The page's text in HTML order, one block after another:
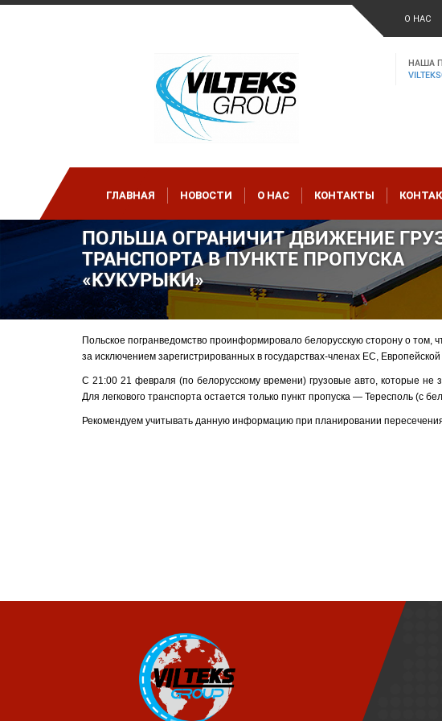
О НАС
НАША
ГЛАВНАЯ НОВОСТИ О НАС КОНТАКТЫ
ПОЛЬША ОГРАНИЧИТ ДВИЖЕНИЕ
ТРАНСПОРТА В ПУНКТЕ ПРОПУСКА
«КУКУРЫКИ»
Польское погранведомство проинформировало белорусскую сторону о том,
за исключением зарегистрированных в государствах-членах ЕС,
С 21:00 21 февраля (по белорусскому времени) грузовые авто, которые не
Для легкового транспорта остается только пункт пропуска — Тересполь (с
Рекомендуем учитывать данную информацию при планировании